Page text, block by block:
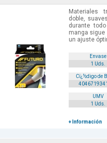
Materiales
doble,
durante
manga sigue
un ajuste
Envase
1 Uds.
Cï¿½digo de
UMV
1 Uds.
+ Información